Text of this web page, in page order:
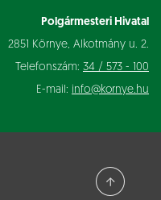
Polgármesteri Hivatal
2851 Környe, Alkotmány u. 2.
Telefonszám: 34 / 573 - 100
E-mail: info@kornye.hu